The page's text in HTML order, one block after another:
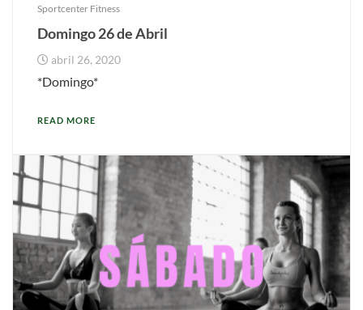
Sportcenter Fitness
Domingo 26 de Abril
abril 26, 2020
*Domingo*
READ MORE